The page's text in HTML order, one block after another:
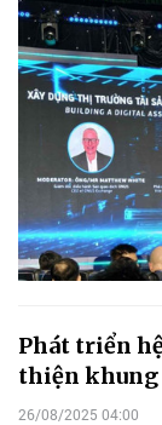
Phát triển
thiện
26/08/2025 04:00